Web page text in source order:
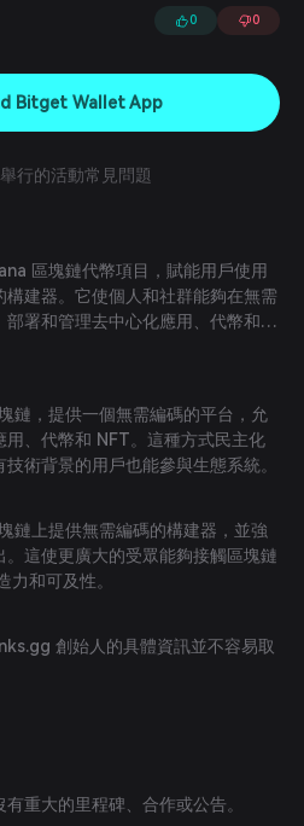
0 0
Bitget Wallet App
行的活動常見問題
區塊鏈代幣項目，賦能用戶使用
建器。它使個人和社群能夠在無需
署和管理去中心化應用、代幣和
，Blinks.gg 優先考慮用戶治理和
系統的未來，同時在 Web3 領域
鏈，提供一個無需編碼的平台，允
、代幣和 NFT。這種方式民主化
術背景的用戶也能參與生態系統。
鏈上提供無需編碼的構建器，並強
這使更廣大的受眾能夠接觸區塊鏈
和可及性。
創始人的具體資訊並不容易取
重大的里程碑、合作或公告。